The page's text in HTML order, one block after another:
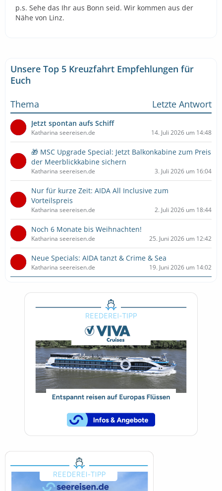
p.s. Sehe das Ihr aus Bonn seid. Wir kommen aus der
Nähe von Linz.
Unsere Top 5 Kreuzfahrt Empfehlungen für
Euch
Thema
Letzte Antwort
Jetzt spontan aufs Schiff
Katharina seereisen.de 14. Juli 2026 um 14:48
🎁 MSC Upgrade Special: Jetzt Balkonkabine zum Preis
der Meerblickkabine sichern
Katharina seereisen.de 3. Juli 2026 um 16:04
Nur für kurze Zeit: AIDA All Inclusive zum
Vorteilspreis
Katharina seereisen.de 2. Juli 2026 um 18:44
Noch 6 Monate bis Weihnachten!
Katharina seereisen.de 25. Juni 2026 um 12:42
Neue Specials: AIDA tanzt & Crime & Sea
Katharina seereisen.de 19. Juni 2026 um 14:02